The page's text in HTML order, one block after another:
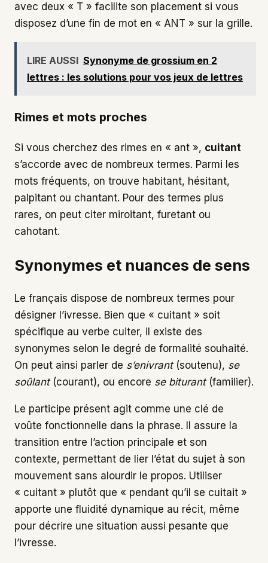
avec deux « T » facilite son placement si vous
disposez d’une fin de mot en « ANT » sur la grille.
LIRE AUSSI Synonyme de grossium en 2
lettres : les solutions pour vos jeux de lettres
Rimes et mots proches
Si vous cherchez des rimes en « ant », cuitant
s’accorde avec de nombreux termes. Parmi les
mots fréquents, on trouve habitant, hésitant,
palpitant ou chantant. Pour des termes plus
rares, on peut citer miroitant, furetant ou
cahotant.
Synonymes et nuances de sens
Le français dispose de nombreux termes pour
désigner l’ivresse. Bien que « cuitant » soit
spécifique au verbe cuiter, il existe des
synonymes selon le degré de formalité souhaité.
On peut ainsi parler de s’enivrant(soutenu), se
soûlant(courant), ou encore se biturant(familier).
Le participe présent agit comme une clé de
voûte fonctionnelle dans la phrase. Il assure la
transition entre l’action principale et son
contexte, permettant de lier l’état du sujet à son
mouvement sans alourdir le propos. Utiliser
« cuitant » plutôt que « pendant qu’il se cuitait »
apporte une fluidité dynamique au récit, même
pour décrire une situation aussi pesante que
l’ivresse.